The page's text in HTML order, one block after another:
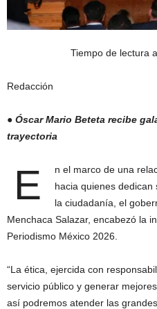
Tiempo de lectura
Redacción
● Óscar Mario Beteta recibe
trayectoria
E
n el marco de una
hacia quienes
la ciudadanía, el
Menchaca Salazar, encabezó la
Periodismo México 2026.
“La ética, ejercida con
servicio público y generar
así podremos atender las